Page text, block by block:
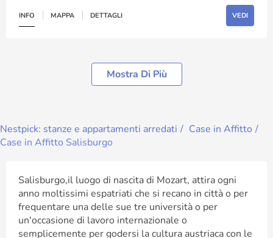
INFO MAPPA DETTAGLI VEDI
Mostra Di Più
Nestpick: stanze e appartamenti arredati
Case in Affitto
Case in Affitto Salisburgo
Salisburgo,il luogo di nascita di Mozart, attira ogni
anno moltissimi espatriati che si recano in città o per
frequentare una delle sue tre università o per
un'occasione di lavoro internazionale o
semplicemente per godersi la cultura austriaca con le